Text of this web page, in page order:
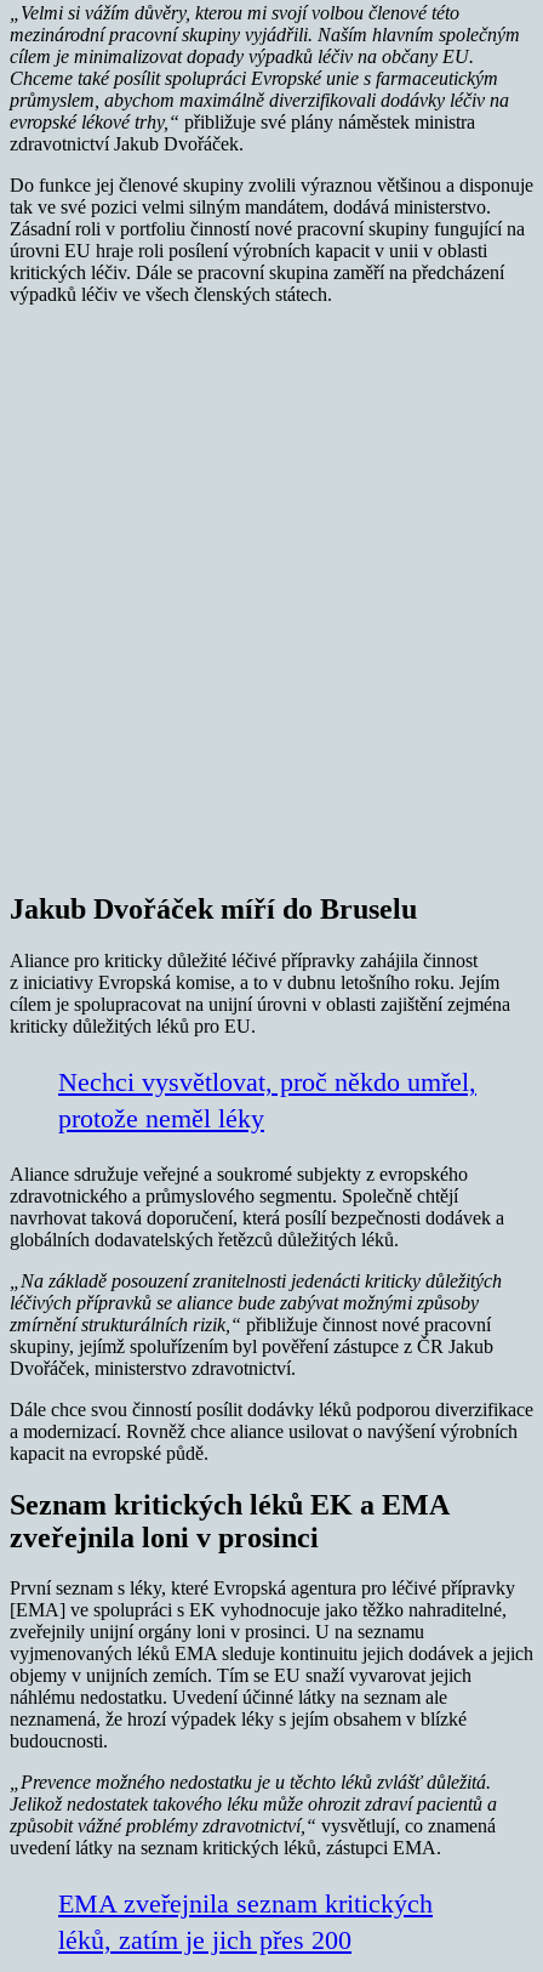
„Velmi si vážím důvěry, kterou mi svojí volbou členové této
mezinárodní pracovní skupiny vyjádřili. Naším hlavním společným
cílem je minimalizovat dopady výpadků léčiv na občany EU.
Chceme také posílit spolupráci Evropské unie s farmaceutickým
průmyslem, abychom maximálně diverzifikovali dodávky léčiv na
evropské lékové trhy,“ přibližuje své plány náměstek ministra
zdravotnictví Jakub Dvořáček.
Do funkce jej členové skupiny zvolili výraznou většinou a disponuje
tak ve své pozici velmi silným mandátem, dodává ministerstvo.
Zásadní roli v portfoliu činností nové pracovní skupiny fungující na
úrovni EU hraje roli posílení výrobních kapacit v unii v oblasti
kritických léčiv. Dále se pracovní skupina zaměří na předcházení
výpadků léčiv ve všech členských státech.
Jakub Dvořáček míří do Bruselu
Aliance pro kriticky důležité léčivé přípravky zahájila činnost
z iniciativy Evropská komise, a to v dubnu letošního roku. Jejím
cílem je spolupracovat na unijní úrovni v oblasti zajištění zejména
kriticky důležitých léků pro EU.
Nechci vysvětlovat, proč někdo umřel,
protože neměl léky
Aliance sdružuje veřejné a soukromé subjekty z evropského
zdravotnického a průmyslového segmentu. Společně chtějí
navrhovat taková doporučení, která posílí bezpečnosti dodávek a
globálních dodavatelských řetězců důležitých léků.
„Na základě posouzení zranitelnosti jedenácti kriticky důležitých
léčivých přípravků se aliance bude zabývat možnými způsoby
zmírnění strukturálních rizik,“ přibližuje činnost nové pracovní
skupiny, jejímž spoluřízením byl pověření zástupce z ČR Jakub
Dvořáček, ministerstvo zdravotnictví.
Dále chce svou činností posílit dodávky léků podporou diverzifikace
a modernizací. Rovněž chce aliance usilovat o navýšení výrobních
kapacit na evropské půdě.
Seznam kritických léků EK a EMA
zveřejnila loni v prosinci
První seznam s léky, které Evropská agentura pro léčivé přípravky
[EMA] ve spolupráci s EK vyhodnocuje jako těžko nahraditelné,
zveřejnily unijní orgány loni v prosinci. U na seznamu
vyjmenovaných léků EMA sleduje kontinuitu jejich dodávek a jejich
objemy v unijních zemích. Tím se EU snaží vyvarovat jejich
náhlému nedostatku. Uvedení účinné látky na seznam ale
neznamená, že hrozí výpadek léky s jejím obsahem v blízké
budoucnosti.
„Prevence možného nedostatku je u těchto léků zvlášť důležitá.
Jelikož nedostatek takového léku může ohrozit zdraví pacientů a
způsobit vážné problémy zdravotnictví,“ vysvětlují, co znamená
uvedení látky na seznam kritických léků, zástupci EMA.
EMA zveřejnila seznam kritických
léků, zatím je jich přes 200